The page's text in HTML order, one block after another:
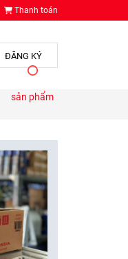
Thanh toán
ĐĂNG KÝ
sản phẩm